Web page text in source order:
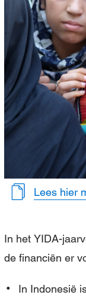
Lees hier
In het YIDA-
de financiën er
In Indonesië